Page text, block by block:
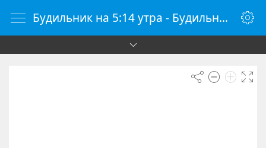
Будильник на 5:14 утра - Будильник онлайн - Будилки.ру